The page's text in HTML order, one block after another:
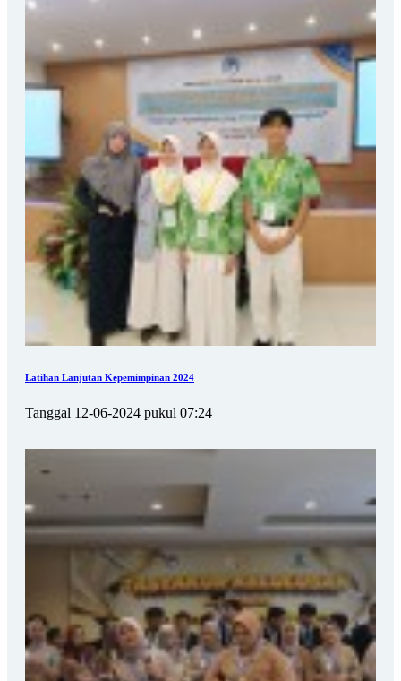
Latihan Lanjutan Kepemimpinan 2024
Tanggal 12-06-2024 pukul 07:24